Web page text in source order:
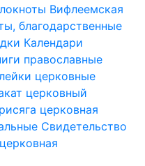
Вифлеемская
благодарственные
Календари
православные
церковные
церковный
церковная
Свидетельство